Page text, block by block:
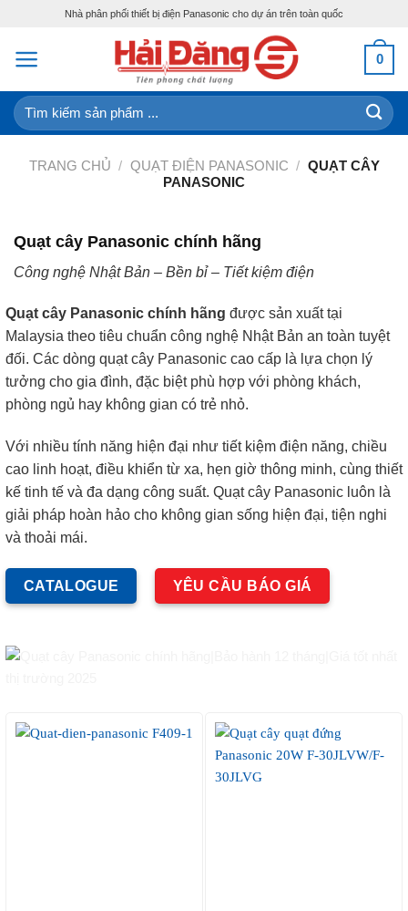
content
Nhà phân phối thiết bị điện Panasonic cho dự án trên toàn quốc
0
Tìm
kiếm:
TRANG CHỦ / QUẠT ĐIỆN PANASONIC / QUẠT CÂY
PANASONIC
Quạt cây Panasonic chính hãng
Công nghệ Nhật Bản – Bền bỉ – Tiết kiệm điện
Quạt cây Panasonic chính hãng được sản xuất tại
Malaysia theo tiêu chuẩn công nghệ Nhật Bản an toàn tuyệt
đối. Các dòng quạt cây Panasonic cao cấp là lựa chọn lý
tưởng cho gia đình, đặc biệt phù hợp với phòng khách,
phòng ngủ hay không gian có trẻ nhỏ.
Với nhiều tính năng hiện đại như tiết kiệm điện năng, chiều
cao linh hoạt, điều khiển từ xa, hẹn giờ thông minh, cùng thiết
kế tinh tế và đa dạng công suất. Quạt cây Panasonic luôn là
giải pháp hoàn hảo cho không gian sống hiện đại, tiện nghi
và thoải mái.
CATALOGUE YÊU CẦU BÁO GIÁ